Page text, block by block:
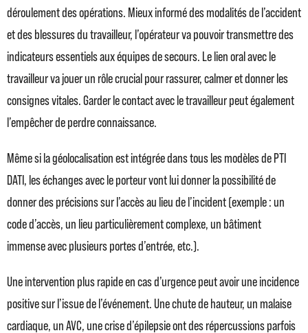
déroulement des opérations. Mieux informé des modalités de l’accident
et des blessures du travailleur, l’opérateur va pouvoir transmettre des
indicateurs essentiels aux équipes de secours. Le lien oral avec le
travailleur va jouer un rôle crucial pour rassurer, calmer et donner les
consignes vitales. Garder le contact avec le travailleur peut également
l’empêcher de perdre connaissance.
Même si la géolocalisation est intégrée dans tous les modèles de PTI
DATI, les échanges avec le porteur vont lui donner la possibilité de
donner des précisions sur l’accès au lieu de l’incident (exemple : un
code d’accès, un lieu particulièrement complexe, un bâtiment
immense avec plusieurs portes d’entrée, etc.).
Une intervention plus rapide en cas d’urgence peut avoir une incidence
positive sur l’issue de l’événement. Une chute de hauteur, un malaise
cardiaque, un AVC, une crise d’épilepsie ont des répercussions parfois